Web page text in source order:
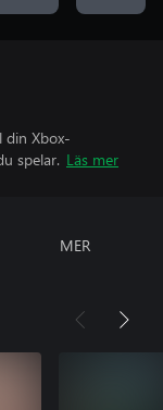
din Xbox-
spelar. Läs mer
MER